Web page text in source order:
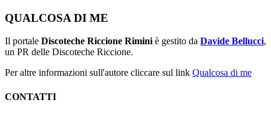
QUALCOSA DI ME
Il portale Discoteche Riccione Rimini è gestito da Davide Bellucci,
un PR delle Discoteche Riccione.
Per altre informazioni sull'autore cliccare sul link Qualcosa di me
CONTATTI